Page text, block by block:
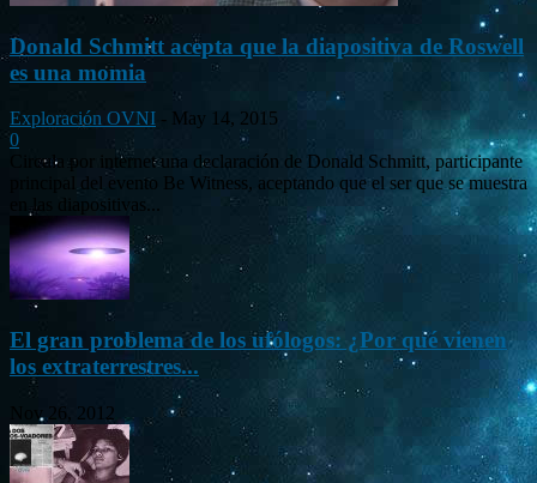
Donald Schmitt acepta que la diapositiva de Roswell
es una momia
Exploración OVNI - May 14, 2015
0
Circula por internet una declaración de Donald Schmitt, participante
principal del evento Be Witness, aceptando que el ser que se muestra
en las diapositivas...
El gran problema de los ufólogos: ¿Por qué vienen
los extraterrestres...
Nov 26, 2012